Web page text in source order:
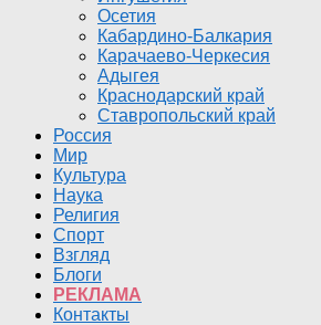
Осетия
Кабардино-Балкария
Карачаево-Черкесия
Адыгея
Краснодарский край
Ставропольский край
Россия
Мир
Культура
Наука
Религия
Спорт
Взгляд
Блоги
РЕКЛАМА
Контакты